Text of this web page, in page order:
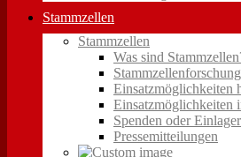
Stammzellen
Stammzellen
Was sind
Stammzellenforschung
Einsatzmöglichkeiten
Einsatzmöglichkeiten
Spenden oder
Pressemitteilungen